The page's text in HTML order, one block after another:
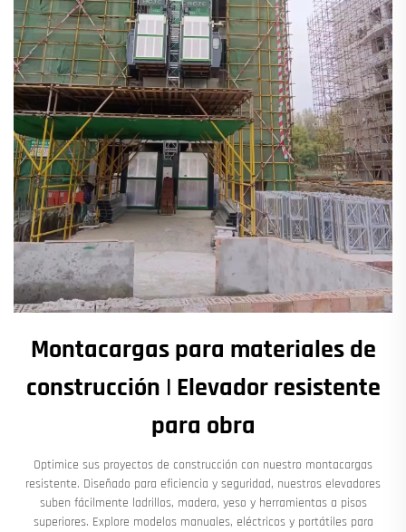
Montacargas para materiales de
construcción | Elevador resistente
para obra
Optimice sus proyectos de construcción con nuestro montacargas
resistente. Diseñado para eficiencia y seguridad, nuestros elevadores
suben fácilmente ladrillos, madera, yeso y herramientas a pisos
superiores. Explore modelos manuales, eléctricos y portátiles para